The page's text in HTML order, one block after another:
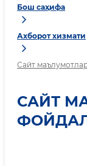
Бош саҳифа
Ахборот хизмати
Сайт
САЙТ